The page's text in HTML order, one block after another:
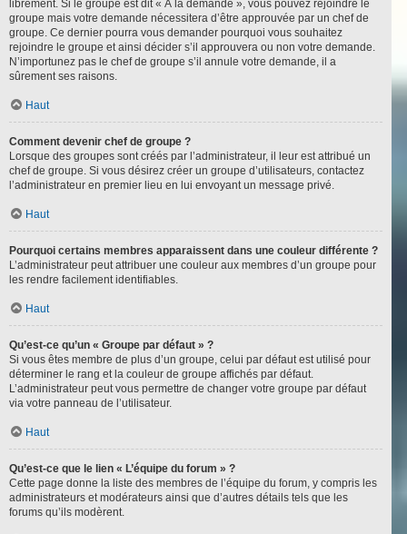
librement. Si le groupe est dit « À la demande », vous pouvez rejoindre le
groupe mais votre demande nécessitera d’être approuvée par un chef de
groupe. Ce dernier pourra vous demander pourquoi vous souhaitez
rejoindre le groupe et ainsi décider s’il approuvera ou non votre demande.
N’importunez pas le chef de groupe s’il annule votre demande, il a
sûrement ses raisons.
Haut
Comment devenir chef de groupe ?
Lorsque des groupes sont créés par l’administrateur, il leur est attribué un
chef de groupe. Si vous désirez créer un groupe d’utilisateurs, contactez
l’administrateur en premier lieu en lui envoyant un message privé.
Haut
Pourquoi certains membres apparaissent dans une couleur différente ?
L’administrateur peut attribuer une couleur aux membres d’un groupe pour
les rendre facilement identifiables.
Haut
Qu’est-ce qu’un « Groupe par défaut » ?
Si vous êtes membre de plus d’un groupe, celui par défaut est utilisé pour
déterminer le rang et la couleur de groupe affichés par défaut.
L’administrateur peut vous permettre de changer votre groupe par défaut
via votre panneau de l’utilisateur.
Haut
Qu’est-ce que le lien « L’équipe du forum » ?
Cette page donne la liste des membres de l’équipe du forum, y compris les
administrateurs et modérateurs ainsi que d’autres détails tels que les
forums qu’ils modèrent.